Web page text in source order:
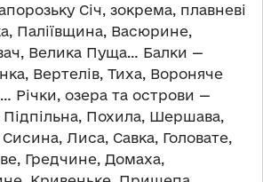
Січ, зокрема, плавневі
Паліївщина, Васюрине,
Велика Пуща… Балки —
Вертелів, Тиха, Вороняче
Річки, озера та острови —
Похила, Шершава,
Лиса, Савка, Головате,
Гредчине, Домаха,